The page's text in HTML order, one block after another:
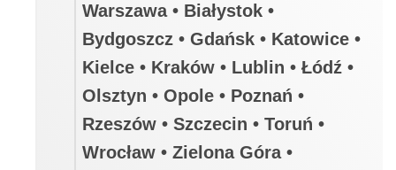
Warszawa • Białystok •
Bydgoszcz • Gdańsk • Katowice •
Kielce • Kraków • Lublin • Łódź •
Olsztyn • Opole • Poznań •
Rzeszów • Szczecin • Toruń •
Wrocław • Zielona Góra •